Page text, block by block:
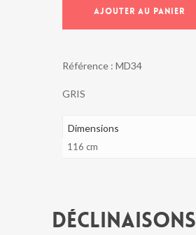
FLASHY
GRIS
80
AJOUTER AU PANIER
Référence : MD34
GRIS
Dimensions
116 cm
Déclinaisons